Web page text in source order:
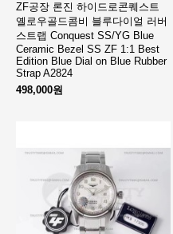
ZF공장 론진 하이드로콘퀘스트
옐로우골드콤비 블루다이얼 러버
스트랩 Conquest SS/YG Blue
Ceramic Bezel SS ZF 1:1 Best
Edition Blue Dial on Blue Rubber
Strap A2824
498,000원